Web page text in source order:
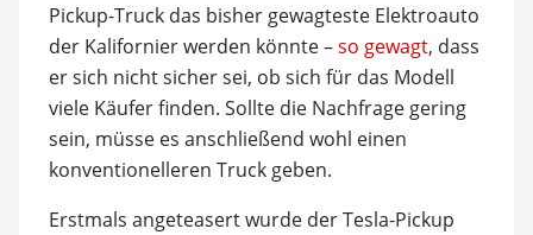
Pickup-Truck das bisher gewagteste Elektroauto
der Kalifornier werden könnte –so gewagt, dass
er sich nicht sicher sei, ob sich für das Modell
viele Käufer finden. Sollte die Nachfrage gering
sein, müsse es anschließend wohl einen
konventionelleren Truck geben.
Erstmals angeteasert wurde der Tesla-Pickup